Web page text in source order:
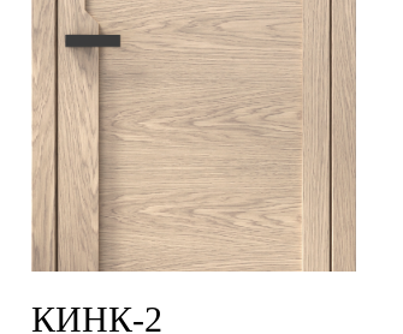
КИНК-2